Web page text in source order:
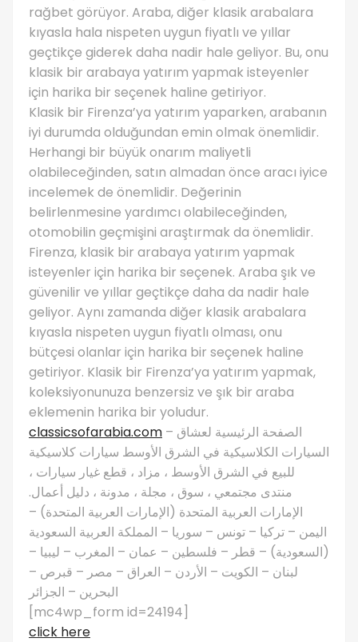
rağbet görüyor. Araba, diğer klasik arabalara
kıyasla hala nispeten uygun fiyatlı ve yıllar
geçtikçe giderek daha nadir hale geliyor. Bu, onu
klasik bir arabaya yatırım yapmak isteyenler
için harika bir seçenek haline getiriyor.
Klasik bir Firenza’ya yatırım yaparken, arabanın
iyi durumda olduğundan emin olmak önemlidir.
Herhangi bir büyük onarım maliyetli
olabileceğinden, satın almadan önce aracı iyice
incelemek de önemlidir. Değerinin
belirlenmesine yardımcı olabileceğinden,
otomobilin geçmişini araştırmak da önemlidir.
Firenza, klasik bir arabaya yatırım yapmak
isteyenler için harika bir seçenek. Araba şık ve
güvenilir ve yıllar geçtikçe daha da nadir hale
geliyor. Aynı zamanda diğer klasik arabalara
kıyasla nispeten uygun fiyatlı olması, onu
bütçesi olanlar için harika bir seçenek haline
getiriyor. Klasik bir Firenza’ya yatırım yapmak,
koleksiyonunuza benzersiz ve şık bir araba
eklemenin harika bir yoludur.
classicsofarabia.com – الصفحة الرئيسية لعشاق
السيارات الكلاسيكية في الشرق الأوسط سيارات كلاسيكية
للبيع في الشرق الأوسط ، مزاد ، قطع غيار سيارات ،
منتدى مجتمعي ، سوق ، مجلة ، مدونة ، دليل أعمال.
الإمارات العربية المتحدة (الإمارات العربية المتحدة) –
اليمن – تركيا – تونس – سوريا – المملكة العربية السعودية
(السعودية) – قطر – فلسطين – عمان – المغرب – ليبيا –
لبنان – الكويت – الأردن – العراق – مصر – قبرص –
البحرين – الجزائر
[mc4wp_form id=24194]
click here